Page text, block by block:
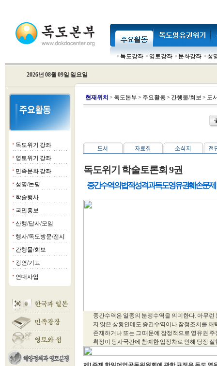
독도강좌 영토강좌 문화강좌 성
2026년 08월 09일 일요일
■ 독도위기 강좌
■ 영토위기 강좌
■ 민족문화 강좌
■ 성명/논평
■ 학술행사
■ 국민홍보
■ 산행/답사/모임
■ 행사/독도방문/전시
■ 간행물/회보
■ 강연/기고
■ 연대사업
현재위치 > 독도본부 > 주요활동 > 간행물/회보 > 도
독도위기 학술토론회 9권
중간수역의 법적 성격과 독도영유권 훼손문제
중간수역은 일종의 분쟁수역을 의미한다. 아무
지 않은 상황인데도 중간수역이나 잠정조치를
존재하거나 또는 그 때문에 잠정적으로 영유권
획정이 당사국간에 첨예한 입장차로 인해 당장